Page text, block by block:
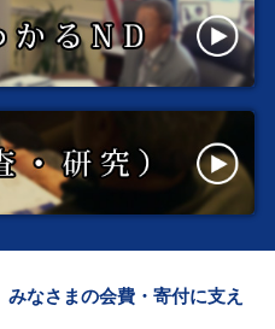
なさまの会費・寄付に支え